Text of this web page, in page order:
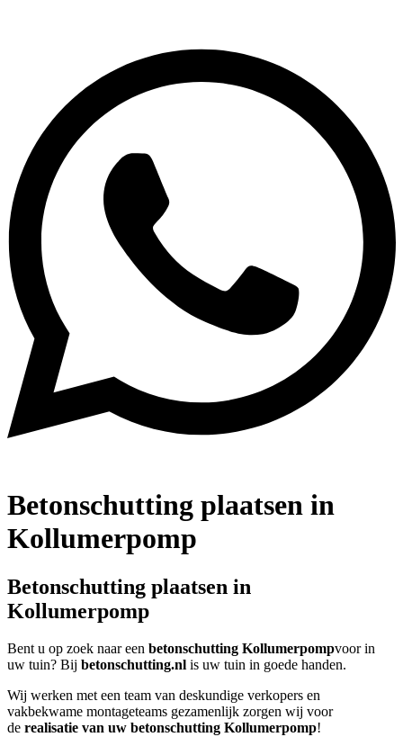
Betonschutting plaatsen in
Kollumerpomp
Betonschutting plaatsen in
Kollumerpomp
Bent u op zoek naar een betonschutting Kollumerpompvoor in
uw tuin? Bij betonschutting.nl is uw tuin in goede handen.
Wij werken met een team van deskundige verkopers en
vakbekwame montageteams gezamenlijk zorgen wij voor
de realisatie van uw betonschutting Kollumerpomp!